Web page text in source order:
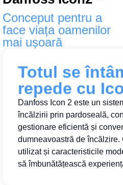
Conceput pentru a
face viața oamenilor
mai ușoară
Totul se
repede cu
Danfoss Icon 2 este un
încălzirii prin pardoseală,
gestionare eficientă și
dumneavoastră de încălzire.
utilizat și caracteristicile
să îmbunătățească